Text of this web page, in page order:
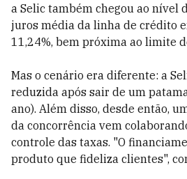
a Selic também chegou ao nível
juros média da linha de crédito
11,24%, bem próxima ao limite
Mas o cenário era diferente: a
reduzida após sair de um
ano). Além disso, desde então,
da concorrência vem
controle das taxas. "O
produto que fideliza clientes",